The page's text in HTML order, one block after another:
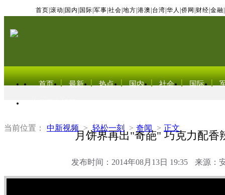
首页 滚动 国内 国际 军事 社会 地方 港澳 台湾 华人 侨网 财经 金融
首页 最新 热点 国内 社会 国际
当前位置： 中新视频 > 轻松一刻 > 奇闻 > 正文
月饼界再出"奇葩" 巧克力配香
发布时间：2014年08月13日 19:35 来源：